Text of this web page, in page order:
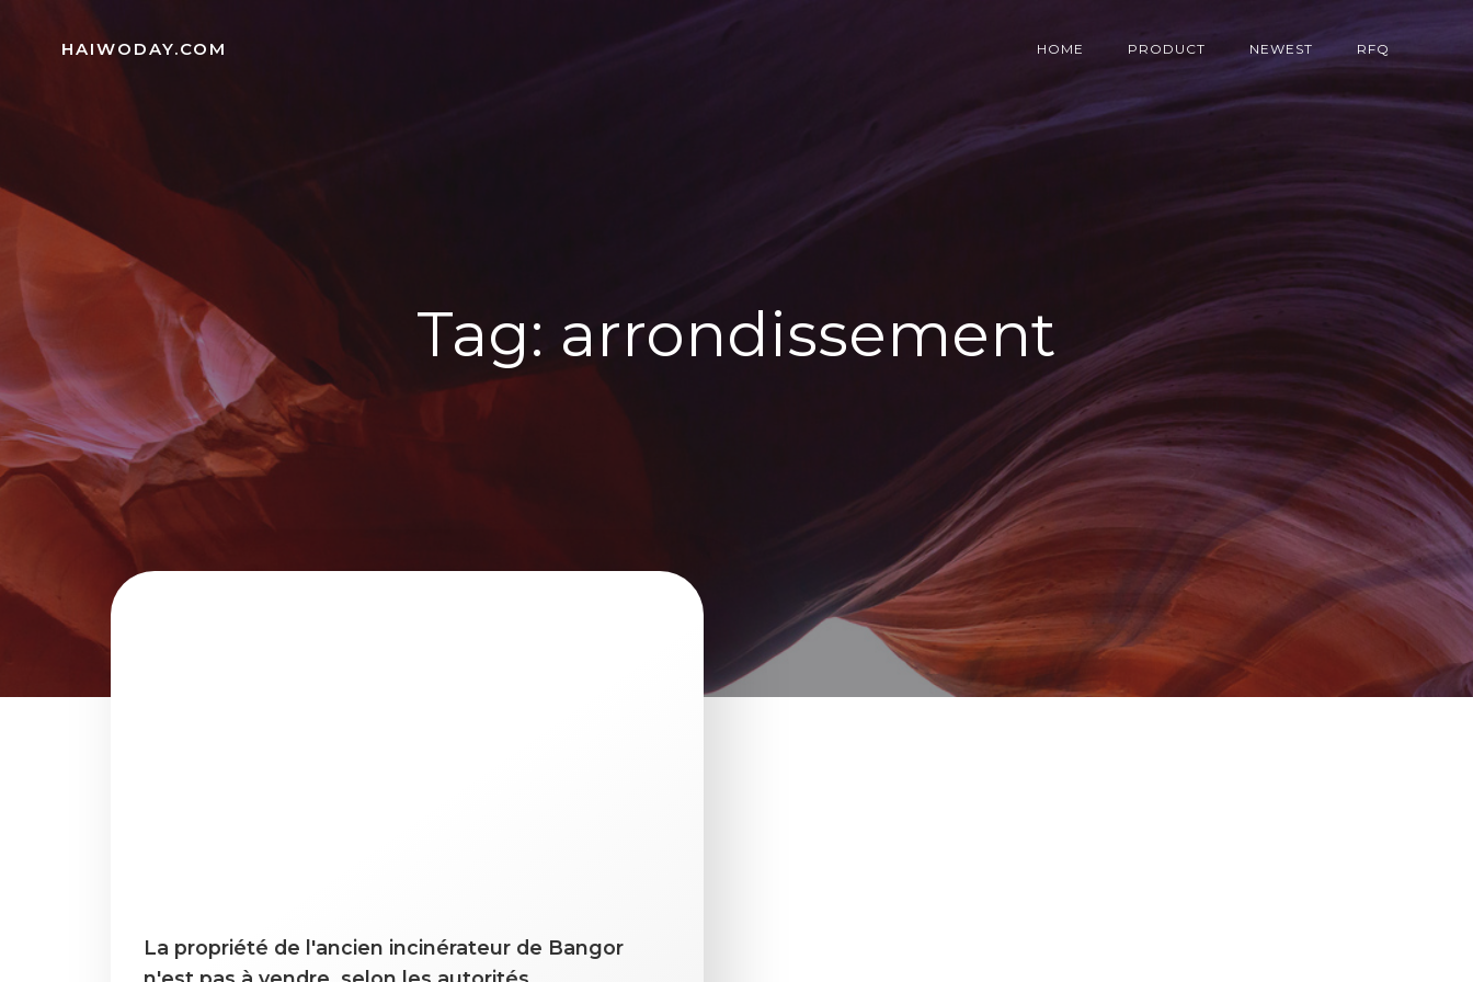
HAIWODAY.COM HOME PRODUCT NEWEST RFQ
Tag: arrondissement
La propriété de l'ancien incinérateur de Bangor